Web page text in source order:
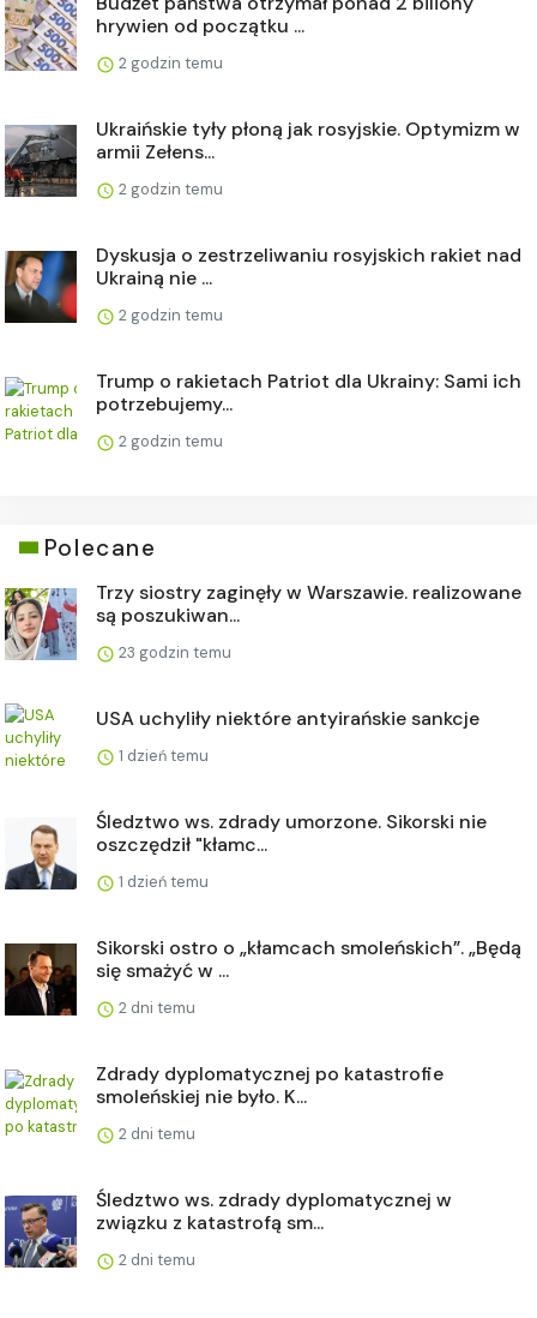
hrywien od początku ...
2 godzin temu
Ukraińskie tyły płoną jak rosyjskie. Optymizm w
armii Zełens...
2 godzin temu
Dyskusja o zestrzeliwaniu rosyjskich rakiet nad
Ukrainą nie ...
2 godzin temu
Trump o rakietach Patriot dla Ukrainy: Sami ich
potrzebujemy...
2 godzin temu
Polecane
Trzy siostry zaginęły w Warszawie. realizowane
są poszukiwan...
23 godzin temu
USA uchyliły niektóre antyirańskie sankcje
1 dzień temu
Śledztwo ws. zdrady umorzone. Sikorski nie
oszczędził "kłamc...
1 dzień temu
Sikorski ostro o „kłamcach smoleńskich”. „Będą
się smażyć w ...
2 dni temu
Zdrady dyplomatycznej po katastrofie
smoleńskiej nie było. K...
2 dni temu
Śledztwo ws. zdrady dyplomatycznej w
związku z katastrofą sm...
2 dni temu